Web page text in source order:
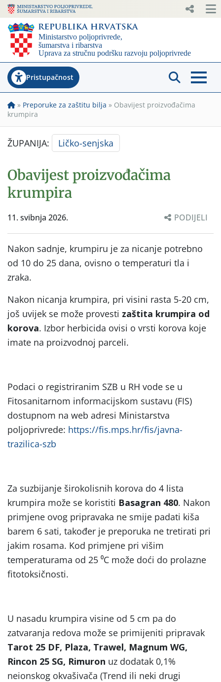
Pristupačnost
» Preporuke za zaštitu bilja » Obavijest proizvođačima
krumpira
ŽUPANIJA: Ličko-senjska
Obavijest proizvođačima
krumpira
11. svibnja 2026. PODIJELI
Nakon sadnje, krumpiru je za nicanje potrebno
od 10 do 25 dana, ovisno o temperaturi tla i
zraka.
Nakon nicanja krumpira, pri visini rasta 5-20 cm,
još uvijek se može provesti zaštita krumpira od
korova. Izbor herbicida ovisi o vrsti korova koje
imate na proizvodnoj parceli.
Podaci o registriranim SZB u RH vode se u
Fitosanitarnom informacijskom sustavu (FIS)
dostupnom na web adresi Ministarstva
poljoprivrede: https://fis.mps.hr/fis/javna-
trazilica-szb
Za suzbijanje širokolisnih korova do 4 lista
krumpira može se koristiti Basagran 480. Nakon
primjene ovog pripravaka ne smije padati kiša
barem 6 sati, također je preporuka ne tretirati pri
jakim rosama. Kod primjene pri višim
temperaturama od 25 ⁰C može doći do prolazne
fitotoksičnosti.
U nasadu krumpira visine od 5 cm pa do
zatvaranja redova može se primijeniti pripravak
Tarot 25 DF, Plaza, Trawel, Magnum WG,
Rincon 25 SG, Rimuron uz dodatak 0,1%
neionskog okvašivača (Trend ili neki drugi